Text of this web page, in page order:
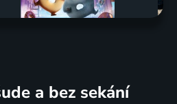
a bez sekání